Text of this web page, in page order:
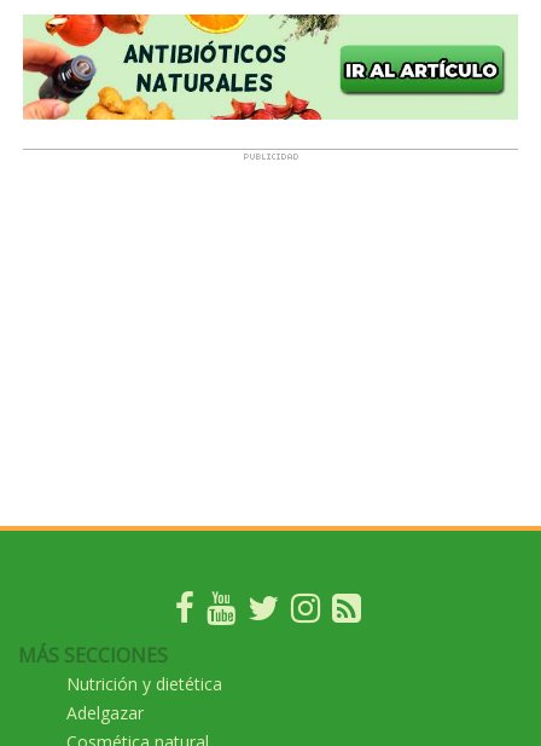
MÁS SECCIONES
Nutrición y dietética
Adelgazar